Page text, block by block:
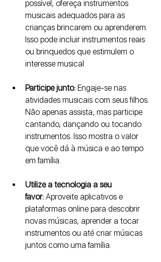
possível, ofereça instrumentos
musicais adequados para as
crianças brincarem ou aprenderem.
Isso pode incluir instrumentos reais
ou brinquedos que estimulem o
interesse musical.
Participe junto: Engaje-se nas
atividades musicais com seus filhos.
Não apenas assista, mas participe
cantando, dançando ou tocando
instrumentos. Isso mostra o valor
que você dá à música e ao tempo
em família.
Utilize a tecnologia a seu
favor: Aproveite aplicativos e
plataformas online para descobrir
novas músicas, aprender a tocar
instrumentos ou até criar músicas
juntos como uma família.